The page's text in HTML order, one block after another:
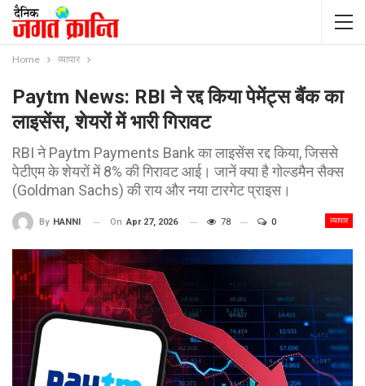
Home व्यापार
Paytm News: RBI ने रद्द किया पेमेंट्स बैंक का
लाइसेंस, शेयरों में भारी गिरावट
RBI ने Paytm Payments Bank का लाइसेंस रद्द किया, जिससे
पेटीएम के शेयरों में 8% की गिरावट आई। जानें क्या है गोल्डमैन सैक्स
(Goldman Sachs) की राय और नया टारगेट प्राइस।
व्यापार
By HANNI On Apr 27, 2026 78 0